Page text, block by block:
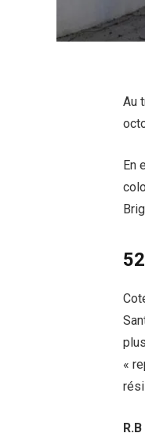
Au
En
«
R.B